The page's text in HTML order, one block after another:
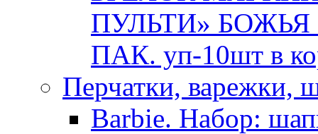
ПУЛЬТИ»
ПАК. уп-10шт в
Перчатки, варежки,
Barbie. Набор: